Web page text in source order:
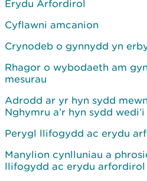
Erydu Arfordirol
Cyflawni amcanion
Crynodeb o gynnydd yn
Rhagor o wybodaeth am
mesurau
Adrodd ar yr hyn sydd
Nghymru a’r hyn sydd
Perygl llifogydd ac erydu
Manylion cynlluniau a
llifogydd ac erydu